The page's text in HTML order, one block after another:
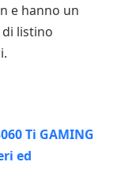
e hanno un
di listino
Ti GAMING
ed